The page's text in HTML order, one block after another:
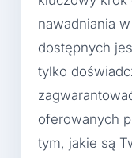
nawadniania
dostępnych
tylko
oferowanych
tym, jakie są